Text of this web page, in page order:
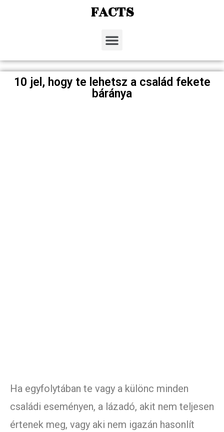
FACTS
10 jel, hogy te lehetsz a család fekete
báránya
Ha egyfolytában te vagy a különc minden
családi eseményen, a lázadó, akit nem teljesen
értenek meg, vagy aki nem igazán hasonlít